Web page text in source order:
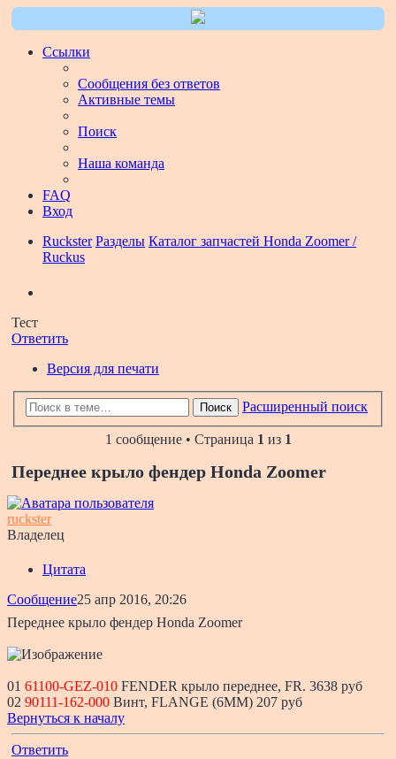
Ссылки
Сообщения без ответов
Активные темы
Поиск
Наша команда
FAQ
Вход
Ruckster Разделы Каталог запчастей Honda Zoomer /
Ruckus
Тест
Ответить
Версия для печати
Поиск Расширенный поиск
1 сообщение • Страница 1 из 1
Переднее крыло фендер Honda Zoomer
ruckster
Владелец
Цитата
Сообщение25 апр 2016, 20:26
Переднее крыло фендер Honda Zoomer
01 61100-GEZ-010 FENDER крыло переднее, FR. 3638 руб
02 90111-162-000 Винт, FLANGE (6MM) 207 руб
Вернуться к началу
Ответить